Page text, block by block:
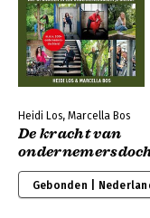
Heidi Los, Marcella Bos
De kracht van
Gebonden |